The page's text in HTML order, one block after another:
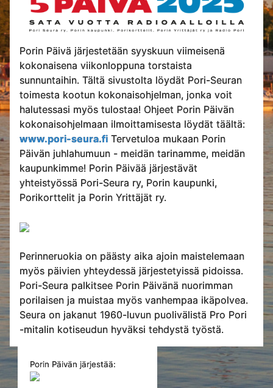
Porin Päivä järjestetään syyskuun viimeisenä
kokonaisena viikonloppuna torstaista
sunnuntaihin. Tältä sivustolta löydät Pori-Seuran
toimesta kootun kokonaisohjelman, jonka voit
halutessasi myös tulostaa! Ohjeet Porin Päivän
kokonaisohjelmaan ilmoittamisesta löydät täältä:
www.pori-seura.fi Tervetuloa mukaan Porin
Päivän juhlahumuun - meidän tarinamme, meidän
kaupunkimme! Porin Päivää järjestävät
yhteistyössä Pori-Seura ry, Porin kaupunki,
Porikorttelit ja Porin Yrittäjät ry.
Perinneruokia on päästy aika ajoin maistelemaan
myös päivien yhteydessä järjestetyissä pidoissa.
Pori-Seura palkitsee Porin Päivänä nuorimman
porilaisen ja muistaa myös vanhempaa ikäpolvea.
Seura on jakanut 1960-luvun puolivälistä Pro Pori
-mitalin kotiseudun hyväksi tehdystä työstä.
Porin Päivän järjestää: